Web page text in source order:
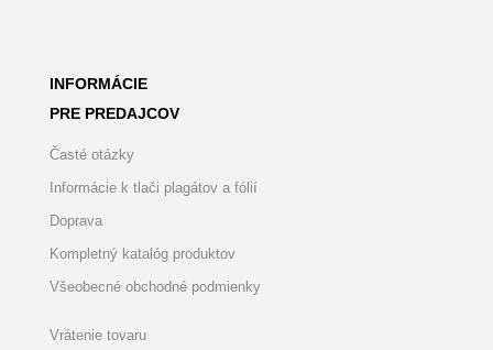
INFORMÁCIE
PRE PREDAJCOV
Časté otázky
Informácie k tlači plagátov a fólií
Doprava
Kompletný katalóg produktov
Všeobecné obchodné podmienky
Vrátenie tovaru